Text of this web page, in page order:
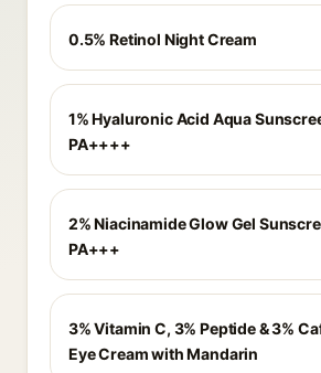
0.5% Retinol Night Cream
1% Hyaluronic Acid Aqua
PA++++
2% Niacinamide Glow Gel
PA+++
3% Vitamin C, 3% Peptide & 3%
Eye Cream with Mandarin